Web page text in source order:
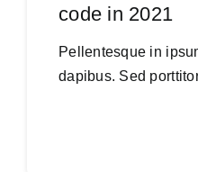
code in 2021
Pellentesque in
dapibus. Sed